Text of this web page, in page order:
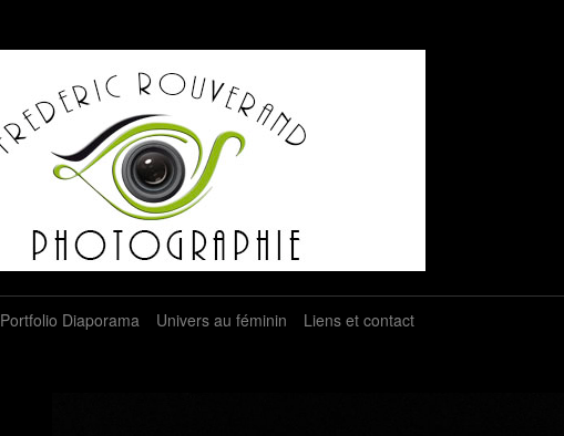
Portfolio Diaporama Univers au féminin Liens et contact